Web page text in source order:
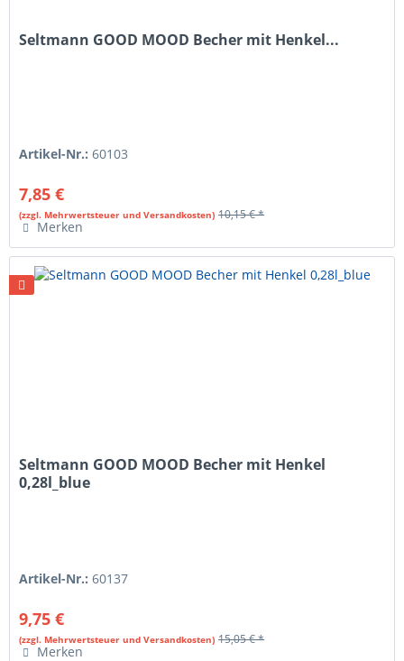
Seltmann GOOD MOOD Becher mit Henkel...
Artikel-Nr.:60103
7,85 €
(zzgl. Mehrwertsteuer und Versandkosten) 10,15 € *
Merken
Seltmann GOOD MOOD Becher mit Henkel
0,28l_blue
Artikel-Nr.:60137
9,75 €
(zzgl. Mehrwertsteuer und Versandkosten) 15,05 € *
Merken